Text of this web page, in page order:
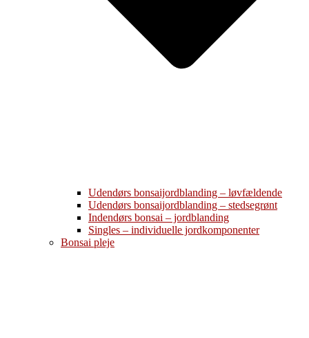
Udendørs bonsaijordblanding – løvfældende
Udendørs bonsaijordblanding – stedsegrønt
Indendørs bonsai – jordblanding
Singles – individuelle jordkomponenter
Bonsai pleje